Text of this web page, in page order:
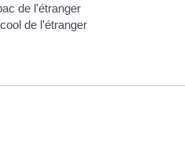
de l'étranger
de l'étranger